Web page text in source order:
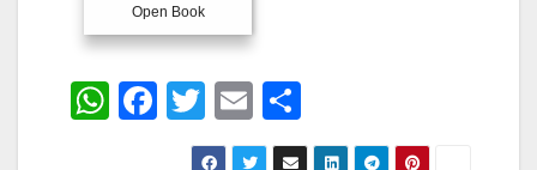
Open Book
W
F
T
wi
E
m h